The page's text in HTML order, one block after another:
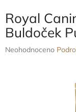
Royal
Buldoček
Průměrné
Neohodnoceno